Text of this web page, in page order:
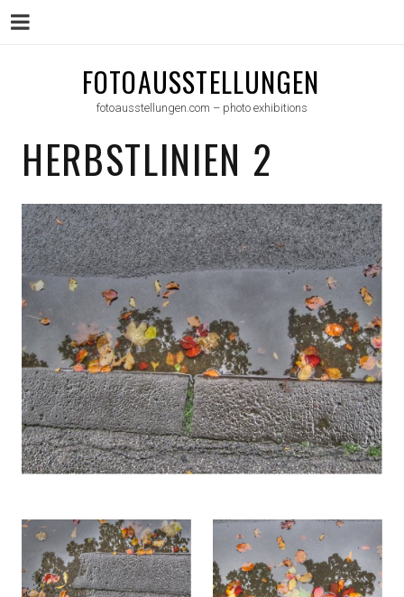
FOTOAUSSTELLUNGEN
fotoausstellungen.com – photo exhibitions
HERBSTLINIEN 2
IMAGE
NAVIGATION
Menu